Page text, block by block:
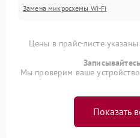
Замена микросхемы Wi-Fi
Цены в прайс-листе
Мы проверим ваше
Показать